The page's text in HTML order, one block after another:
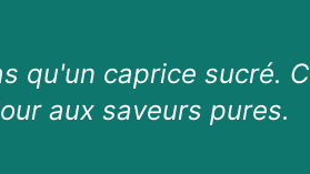
qu'un caprice sucré.
aux saveurs pures.